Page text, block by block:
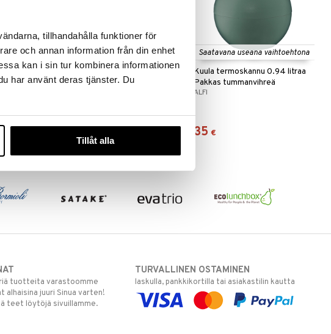
tillhandahålla funktioner för
och annan information från din enhet
kan i sin tur kombinera informationen
har använt deras tjänster. Du
Tillåt alla
0.94 litraa
Saatavana useana vaihtoehtona
Kuula termoskannu 0.94 litraa
indigon sininen
Saatavana useana vaihtoehtona
Kuula termoskannu 0.94 litraa
Pakkas tummanvihreä
ALFI
35 €
tuotteita varastoomme
alhaisina juuri Sinua varten!
teet löytöjä sivuillamme.
TURVALLINEN OSTAMINEN
laskulla, pankkikortilla tai asiakastilin kautta